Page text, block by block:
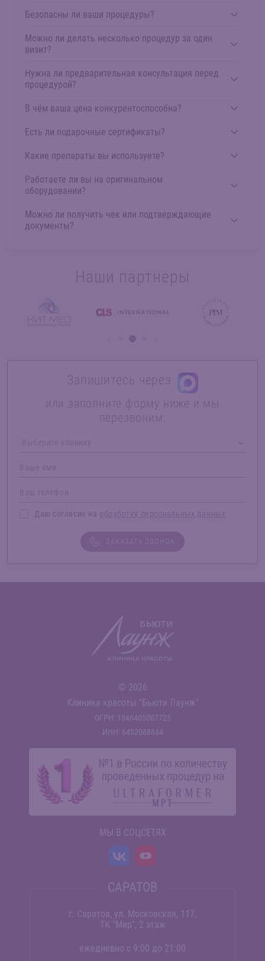
Безопасны ли ваши процедуры?
Можно ли делать несколько процедур за один
визит?
Нужна ли предварительная консультация перед
процедурой?
В чём ваша цена конкурентоспособна?
Есть ли подарочные сертификаты?
Какие препараты вы используете?
Работаете ли вы на оригинальном
оборудовании?
Можно ли получить чек или подтверждающие
документы?
Наши партнеры
Запишитесь через
или заполните форму ниже и мы
перезвоним:
Даю согласие на обработку персональных данных
ЗАКАЗАТЬ ЗВОНОК
© 2026
Клиника красоты "Бьюти Лаунж"
ОГРН: 1046405007725
ИНН: 6452088844
МЫ В СОЦСЕТЯХ
САРАТОВ
г. Саратов, ул. Московская, 117,
ТК "Мир", 2 этаж
ежедневно с 9:00 до 21:00